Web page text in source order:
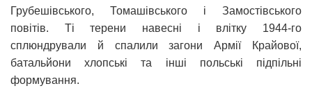
Грубешівського, Томашівського і Замостівського
повітів. Ті терени навесні і влітку 1944-го
сплюндрували й спалили загони Армії Крайової,
батальйони хлопські та інші польські підпільні
формування.